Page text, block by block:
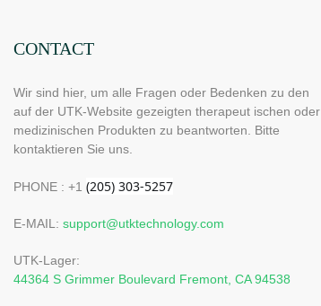
CONTACT
Wir sind hier, um alle Fragen oder Bedenken zu den
auf der UTK-Website gezeigten therapeut ischen oder
medizinischen Produkten zu beantworten. Bitte
kontaktieren Sie uns.
PHONE : +1
E-MAIL: support@utktechnology.com
UTK-Lager:
44364 S Grimmer Boulevard Fremont, CA 94538